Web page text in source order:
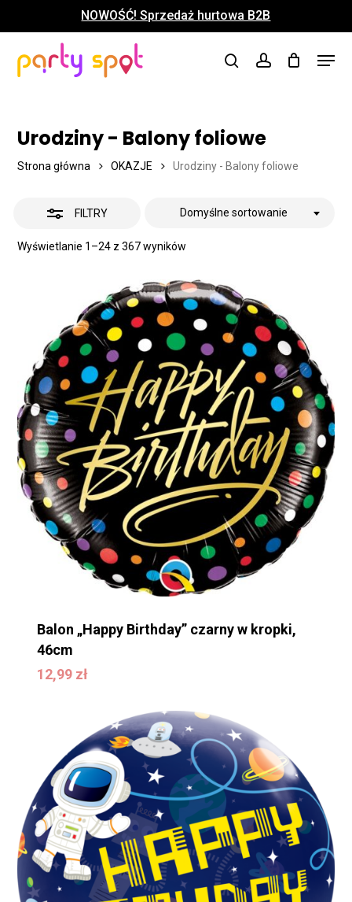
to
content
NOWOŚĆ! Sprzedaż hurtowa B2B
searchaccount
Menu
Koszyk Close
Urodziny - Balony foliowe
Strona główna OKAZJE Urodziny - Balony foliowe
FILTRY
Wyświetlanie 1–24 z 367 wyników
Domyślne sortowanie
UKRYJ
FILTRY
Balon „Happy Birthday” czarny w kropki,
46cm
12,99 zł
12,99
Menu